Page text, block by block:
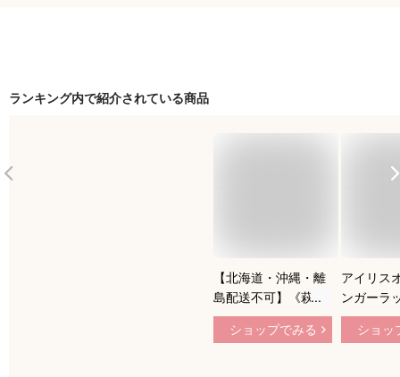
ランキング内で紹介されている商品
【北海道・沖縄・離
島配送不可】《萩
原/LF》ハンガーラッ
ク 幅50 木製ハン
ショップでみる
アイリス
ンガーラ
たみタイ
ワイト S
ショッ